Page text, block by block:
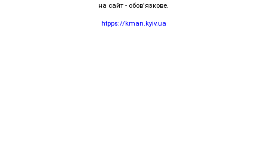
на сайт - обов'язкове.
htpps://kman.kyiv.ua